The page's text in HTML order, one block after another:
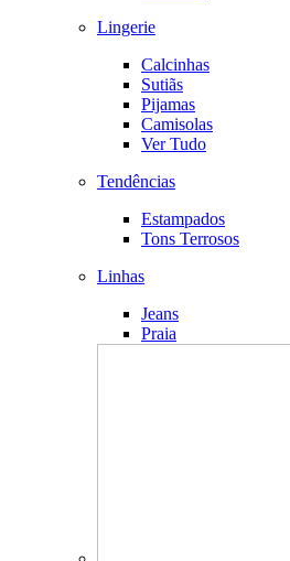
Lingerie
Calcinhas
Sutiãs
Pijamas
Camisolas
Ver Tudo
Tendências
Estampados
Tons Terrosos
Linhas
Jeans
Praia